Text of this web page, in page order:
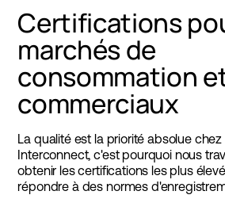
Certifications
marchés de
consommation
commerciaux
La qualité est la priorité absolue
Interconnect, c'est pourquoi nous
obtenir les certifications les plus
répondre à des normes